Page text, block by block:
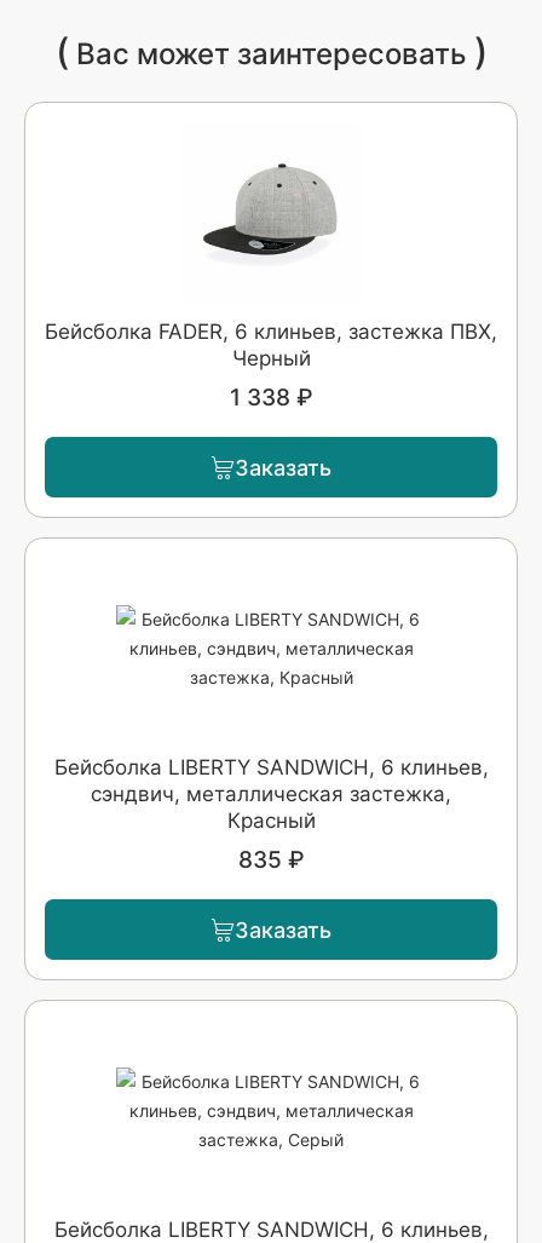
( Вас может заинтересовать )
Бейсболка FADER, 6 клиньев, застежка ПВХ,
Черный
1 338 ₽
Заказать
Бейсболка LIBERTY SANDWICH, 6 клиньев,
сэндвич, металлическая застежка,
Красный
835 ₽
Заказать
Бейсболка LIBERTY SANDWICH, 6 клиньев,